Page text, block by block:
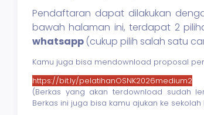
Pendaftaran dapat dilakukan
bawah halaman ini, terdapat 2
whatsapp (cukup pilih salah satu
Kamu juga bisa mendownload proposal
https://bit.ly/pelatihanOSNK2026medium2
(Berkas yang akan terdownload sudah
Berkas ini juga bisa kamu ajukan ke